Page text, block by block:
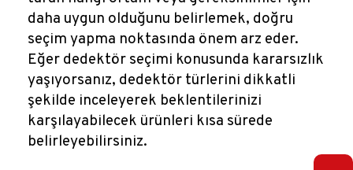
daha uygun olduğunu belirlemek, doğru
seçim yapma noktasında önem arz eder.
Eğer dedektör seçimi konusunda kararsızlık
yaşıyorsanız, dedektör türlerini dikkatli
şekilde inceleyerek beklentilerinizi
karşılayabilecek ürünleri kısa sürede
belirleyebilirsiniz.